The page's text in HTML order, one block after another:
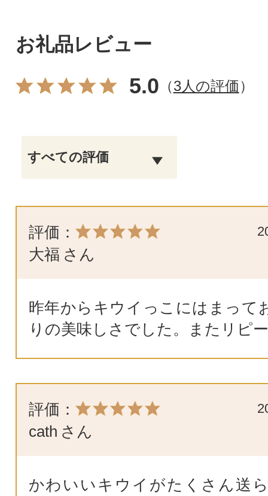
お礼品レビュー
5.0 （3人の評価）
評価：
大福 さん
昨年からキウイっこにはまって
りの美味しさでした。またリピ
評価：
cath さん
かわいいキウイがたくさん送